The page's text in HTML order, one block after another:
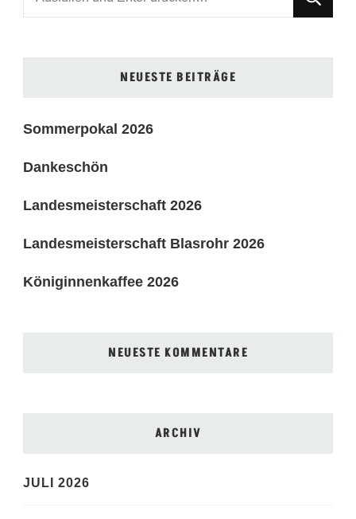
du
NEUESTE BEITRÄGE
Sommerpokal 2026
Dankeschön
Landesmeisterschaft 2026
Landesmeisterschaft Blasrohr 2026
Königinnenkaffee 2026
NEUESTE KOMMENTARE
ARCHIV
JULI 2026